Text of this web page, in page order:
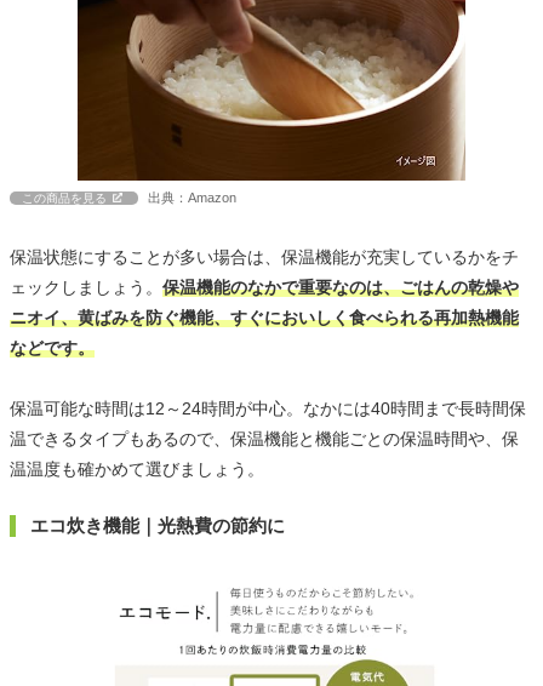
この商品を見る 出典：Amazon
保温状態にすることが多い場合は、保温機能が充実しているかをチ
ェックしましょう。 保温機能のなかで重要なのは、ごはんの乾燥や
ニオイ、黄ばみを防ぐ機能、すぐにおいしく食べられる再加熱機能
などです。
保温可能な時間は12～24時間が中心。なかには40時間まで長時間保
温できるタイプもあるので、保温機能と機能ごとの保温時間や、保
温温度も確かめて選びましょう。
エコ炊き機能｜光熱費の節約に